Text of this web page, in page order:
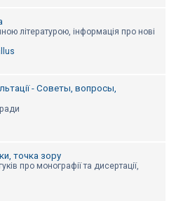
літературою, інформація про нові
- Советы, вопросы,
точка зору
про монографії та дисертації,